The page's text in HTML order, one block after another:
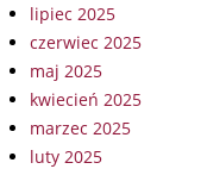
lipiec 2025
czerwiec 2025
maj 2025
kwiecień 2025
marzec 2025
luty 2025